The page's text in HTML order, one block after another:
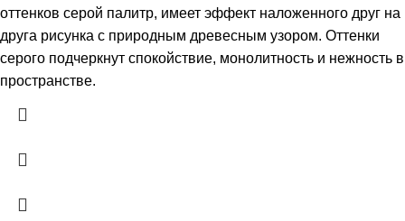
оттенков серой палитр, имеет эффект наложенного друг на
друга рисунка с природным древесным узором. Оттенки
серого подчеркнут спокойствие, монолитность и нежность в
пространстве.